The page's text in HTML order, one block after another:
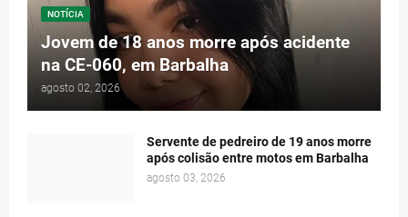
NOTÍCIA
Jovem de 18 anos morre após acidente
na CE-060, em Barbalha
agosto 02, 2026
Servente de pedreiro de 19 anos morre
após colisão entre motos em Barbalha
agosto 03, 2026